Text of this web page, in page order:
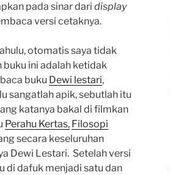
pada sinar dari display
versi cetaknya.
otomatis saya tidak
buku ini adalah ketidak
buku Dewi lestari,
sangatlah apik, sebutlah itu
katanya bakal di filmkan
Perahu Kertas, Filosopi
secara keseluruhan
Dewi Lestari. Setelah versi
di dafuk menjadi satu dan